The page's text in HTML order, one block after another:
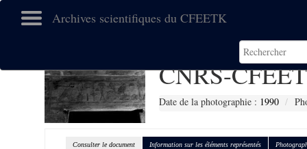
Archives scientifiques du CFEETK
CNRS-
Date de la photographie : 1990
Consulter le document Information sur les éléments représentés